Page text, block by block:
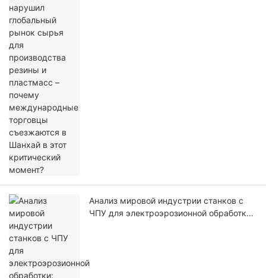
Анализ мировой индустрии станков с
ЧПУ для электроэрозионной обработки: